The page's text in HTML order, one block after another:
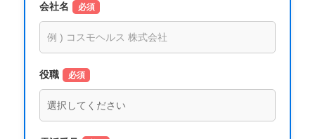
会社名 必須
役職 必須